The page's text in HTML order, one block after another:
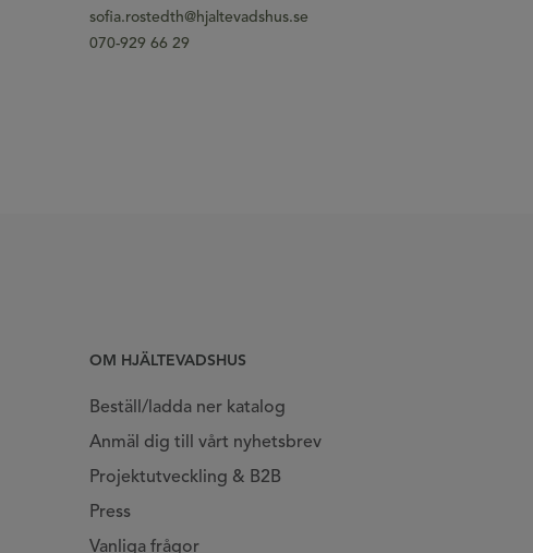
sofia.rostedth@hjaltevadshus.se
070-929 66 29
OM HJÄLTEVADSHUS
Beställ/ladda ner katalog
Anmäl dig till vårt nyhetsbrev
Projektutveckling & B2B
Press
Vanliga frågor